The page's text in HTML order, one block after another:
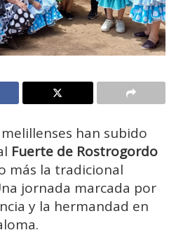
han subido
Fuerte de Rostrogordo
más la tradicional
jornada marcada por
y la hermandad en